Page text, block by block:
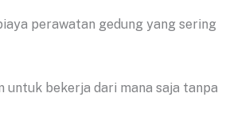
perawatan gedung yang sering
bekerja dari mana saja tanpa